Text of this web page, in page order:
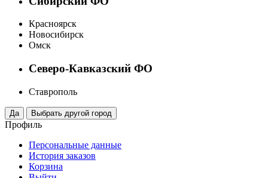
Красноярск
Новосибирск
Омск
Северо-Кавказский ФО
Ставрополь
Профиль
Персональные данные
История заказов
Корзина